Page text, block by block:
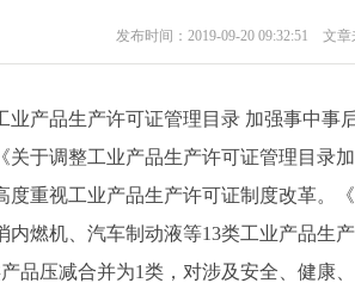
发布时间：2019-09-20 09:32:51 文章
业产品生产许可证管理目录 加强事中事
调整工业产品生产许可证管理目录
视工业产品生产许可证制度改革。
内燃机、汽车制动液等13类工业产品生
品压减合并为1类，对涉及安全、健康